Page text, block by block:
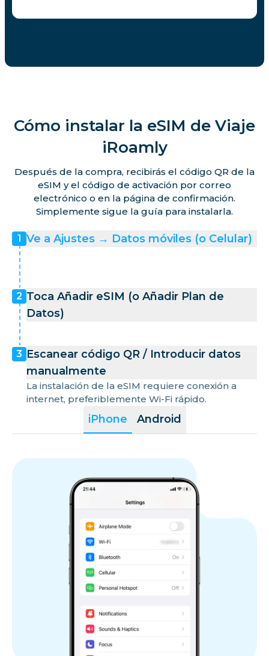
Cómo instalar la eSIM de Viaje
iRoamly
Después de la compra, recibirás el código QR de la
eSIM y el código de activación por correo
electrónico o en la página de confirmación.
Simplemente sigue la guía para instalarla.
iPhone Android
1 Ve a Ajustes → Datos móviles (o Celular)
2 Toca Añadir eSIM (o Añadir Plan de
Datos)
3 Escanear código QR / Introducir datos
manualmente
La instalación de la eSIM requiere conexión a
internet, preferiblemente Wi-Fi rápido.